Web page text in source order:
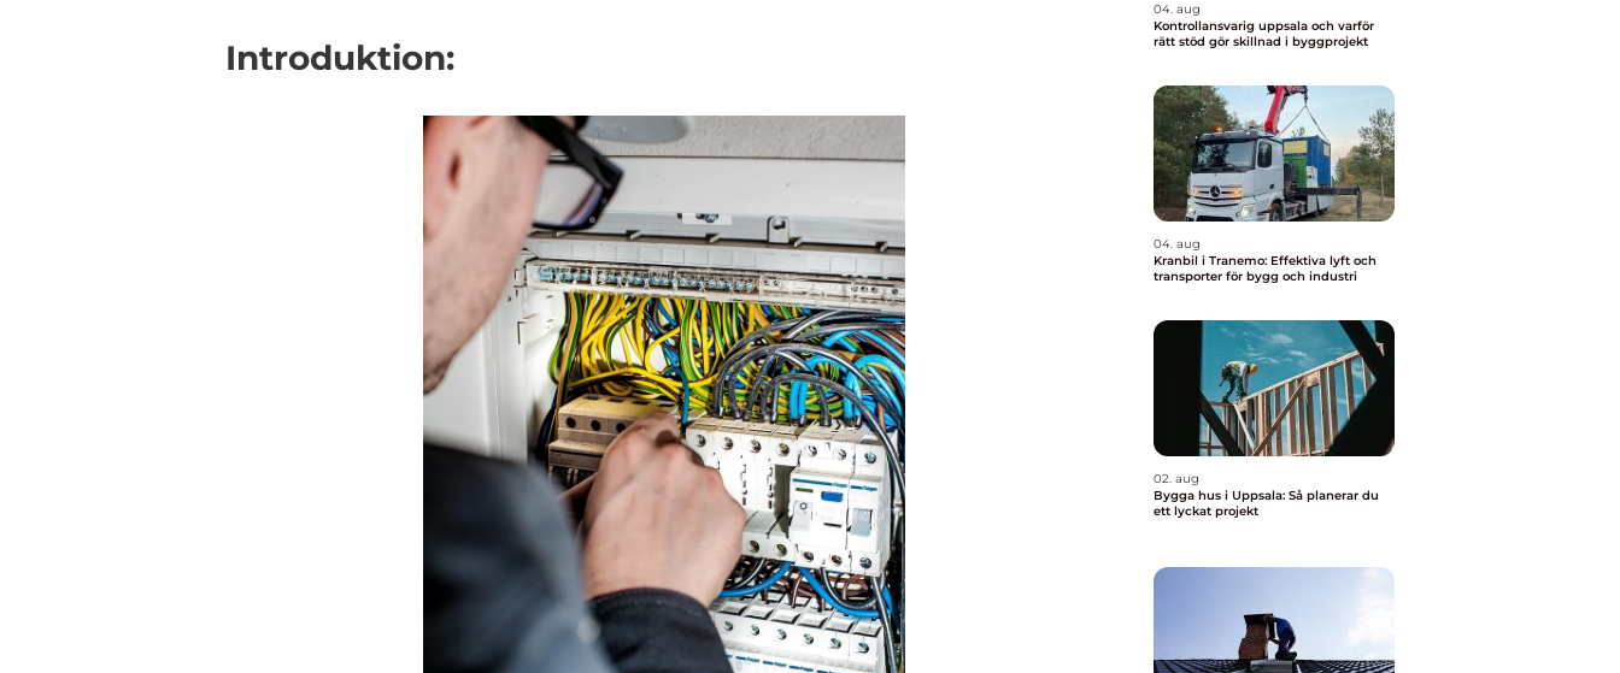
Introduktion:
04. aug
Kontrollansvarig uppsala och varför
rätt stöd gör skillnad i byggprojekt
04. aug
Kranbil i Tranemo: Effektiva lyft och
transporter för bygg och industri
02. aug
Bygga hus i Uppsala: Så planerar du
ett lyckat projekt